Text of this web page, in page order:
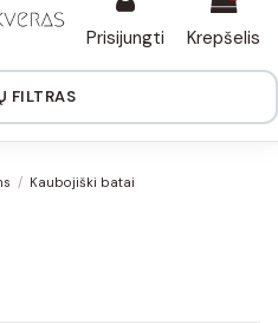
Prisijungti Krepšelis
FILTRAS
Kaubojiški batai